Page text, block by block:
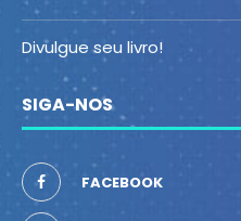
Divulgue seu livro!
SIGA-NOS
FACEBOOK